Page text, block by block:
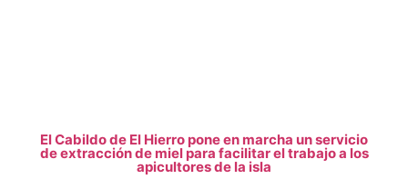
El Cabildo de El Hierro pone en marcha un servicio
de extracción de miel para facilitar el trabajo a los
apicultores de la isla